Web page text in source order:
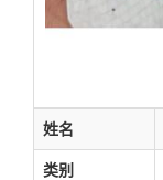
姓名
类别